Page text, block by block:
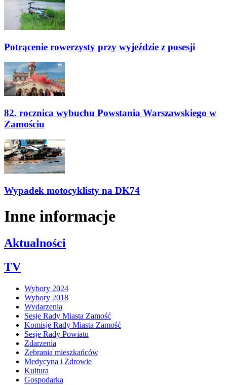
Potrącenie rowerzysty przy wyjeździe z posesji
82. rocznica wybuchu Powstania Warszawskiego w
Zamościu
Wypadek motocyklisty na DK74
Inne informacje
Aktualności
TV
Wybory 2024
Wybory 2018
Wydarzenia
Sesje Rady Miasta Zamość
Komisje Rady Miasta Zamość
Sesje Rady Powiatu
Zdarzenia
Zebrania mieszkańców
Medycyna i Zdrowie
Kultura
Gospodarka